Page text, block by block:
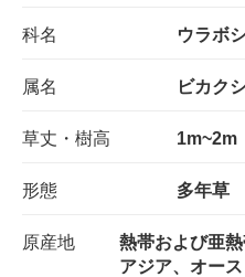
科名 ウラボ
属名 ビカク
草丈・樹高 1m~2m
形態 多年草
原産地
熱帯および亜
アジア、オース